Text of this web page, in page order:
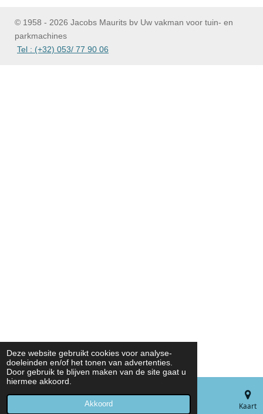
Deze website gebruikt cookies voor analyse-
doeleinden en/of het tonen van advertenties.
Door gebruik te blijven maken van de site gaat u
hiermee akkoord.
Akkoord
© 1958 - 2026 Jacobs Maurits bv Uw vakman voor tuin- en
parkmachines
Tel : (+32) 053/ 77 90 06
Kaart